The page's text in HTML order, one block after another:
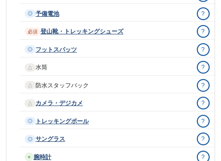
◎ 予備電池 ?
必須 登山靴・トレッキングシューズ ?
◎ フットスパッツ ?
△ 水筒 ?
△ 防水スタッフバック ?
△ カメラ・デジカメ ?
◎ トレッキングポール ?
◎ サングラス ?
○ 腕時計 ?